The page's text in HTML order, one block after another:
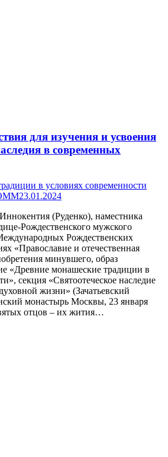
для изучения и усвоения
в современных
в условиях современности
23.01.2024
(Руденко), наместника
Рождественского мужского
Рождественских
«Православие и отечественная
минувшего, образ
«Древние монашеские традиции в
секция «Святоотеческое наследие
жизни» (Зачатьевский
монастырь Москвы, 23 января
отцов – их жития…